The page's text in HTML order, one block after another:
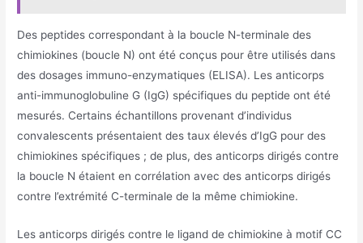
Des peptides correspondant à la boucle N-terminale des
chimiokines (boucle N) ont été conçus pour être utilisés dans
des dosages immuno-enzymatiques (ELISA). Les anticorps
anti-immunoglobuline G (IgG) spécifiques du peptide ont été
mesurés. Certains échantillons provenant d’individus
convalescents présentaient des taux élevés d’IgG pour des
chimiokines spécifiques ; de plus, des anticorps dirigés contre
la boucle N étaient en corrélation avec des anticorps dirigés
contre l’extrémité C-terminale de la même chimiokine.
Les anticorps dirigés contre le ligand de chimiokine à motif CC